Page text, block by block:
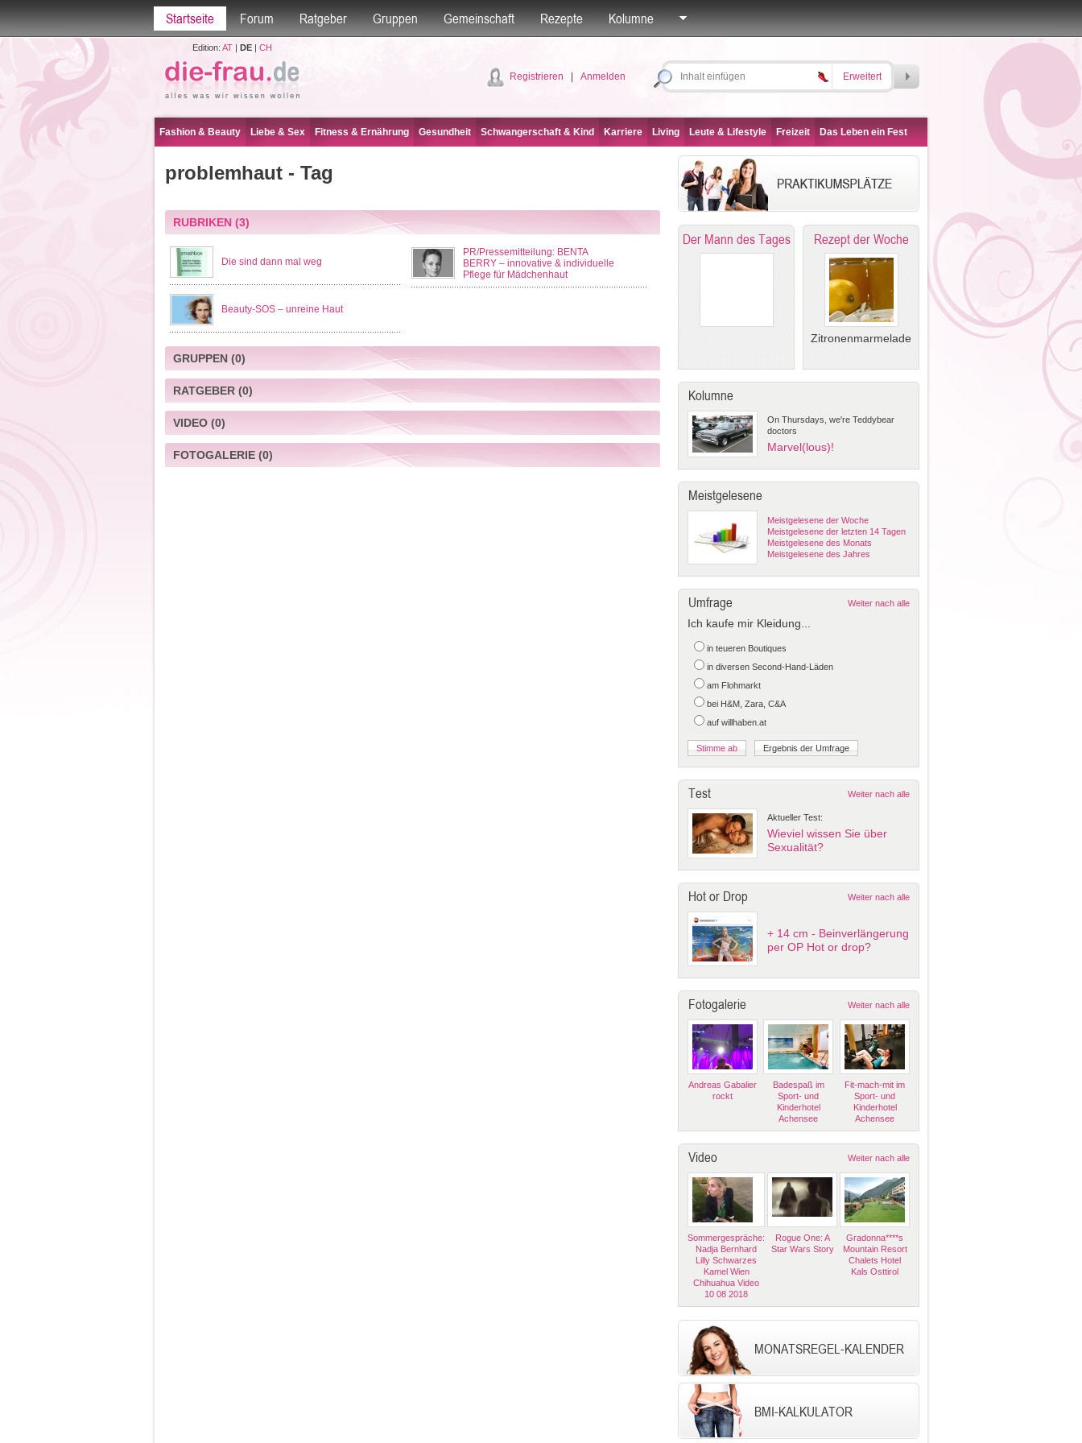
Startseite Forum Ratgeber Gruppen Gemeinschaft Rezepte Kolumne
Edition: AT| DE| CH
Registrieren Anmelden Erweitert
Fashion & Beauty Liebe & Sex Fitness & Ernährung Gesundheit Schwangerschaft & Kind Karriere Living Leute & Lifestyle Freizeit Das Leben ein Fest
problemhaut - Tag
RUBRIKEN(3)
Die sind dann mal weg
PR/Pressemitteilung: BENTA
BERRY – innovative & individuelle
Pflege für Mädchenhaut
Beauty-SOS – unreine Haut
GRUPPEN(0)
RATGEBER(0)
VIDEO(0)
FOTOGALERIE(0)
Der Mann des Tages Rezept der Woche
Zitronenmarmelade
Kolumne
On Thursdays, we're Teddybear
doctors
Marvel(lous)!
Meistgelesene
Meistgelesene der Woche
Meistgelesene der letzten 14 Tagen
Meistgelesene des Monats
Meistgelesene des Jahres
Umfrage Weiter nach alle
Ich kaufe mir Kleidung...
in teueren Boutiques
in diversen Second-Hand-Läden
am Flohmarkt
bei H&M, Zara, C&A
auf willhaben.at
Test Weiter nach alle
Aktueller Test:
Wieviel wissen Sie über
Sexualität?
Hot or Drop Weiter nach alle
+ 14 cm - Beinverlängerung
per OP Hot or drop?
Fotogalerie Weiter nach alle
Andreas Gabalier
rockt
Badespaß im
Sport- und
Kinderhotel
Achensee
Fit-mach-mit im
Sport- und
Kinderhotel
Achensee
Video Weiter nach alle
Sommergespräche:
Nadja Bernhard
Lilly Schwarzes
Kamel Wien
Chihuahua Video
10 08 2018
Rogue One: A
Star Wars Story
Gradonna****s
Mountain Resort
Chalets Hotel
Kals Osttirol
MONATSREGEL-KALENDER
BMI-KALKULATOR